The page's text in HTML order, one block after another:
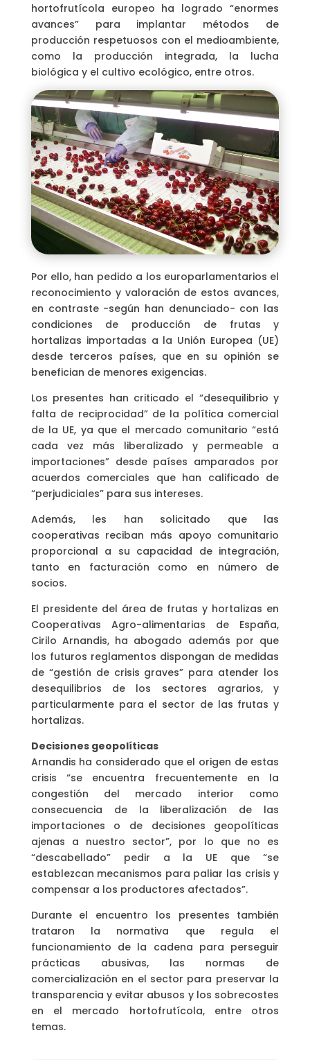
hortofrutícola europeo ha logrado “enormes
avances” para implantar métodos de
producción respetuosos con el medioambiente,
como la producción integrada, la lucha
biológica y el cultivo ecológico, entre otros.
Por ello, han pedido a los europarlamentarios el
reconocimiento y valoración de estos avances,
en contraste -según han denunciado- con las
condiciones de producción de frutas y
hortalizas importadas a la Unión Europea (UE)
desde terceros países, que en su opinión se
benefician de menores exigencias.
Los presentes han criticado el “desequilibrio y
falta de reciprocidad” de la política comercial
de la UE, ya que el mercado comunitario “está
cada vez más liberalizado y permeable a
importaciones” desde países amparados por
acuerdos comerciales que han calificado de
“perjudiciales” para sus intereses.
Además, les han solicitado que las
cooperativas reciban más apoyo comunitario
proporcional a su capacidad de integración,
tanto en facturación como en número de
socios.
El presidente del área de frutas y hortalizas en
Cooperativas Agro-alimentarias de España,
Cirilo Arnandis, ha abogado además por que
los futuros reglamentos dispongan de medidas
de “gestión de crisis graves” para atender los
desequilibrios de los sectores agrarios, y
particularmente para el sector de las frutas y
hortalizas.
Decisiones geopolíticas
Arnandis ha considerado que el origen de estas
crisis “se encuentra frecuentemente en la
congestión del mercado interior como
consecuencia de la liberalización de las
importaciones o de decisiones geopolíticas
ajenas a nuestro sector”, por lo que no es
“descabellado” pedir a la UE que “se
establezcan mecanismos para paliar las crisis y
compensar a los productores afectados”.
Durante el encuentro los presentes también
trataron la normativa que regula el
funcionamiento de la cadena para perseguir
prácticas abusivas, las normas de
comercialización en el sector para preservar la
transparencia y evitar abusos y los sobrecostes
en el mercado hortofrutícola, entre otros
temas.